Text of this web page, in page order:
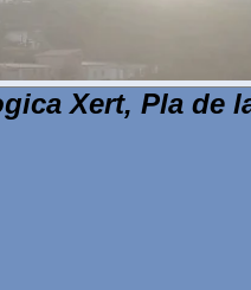
Xert, Pla de